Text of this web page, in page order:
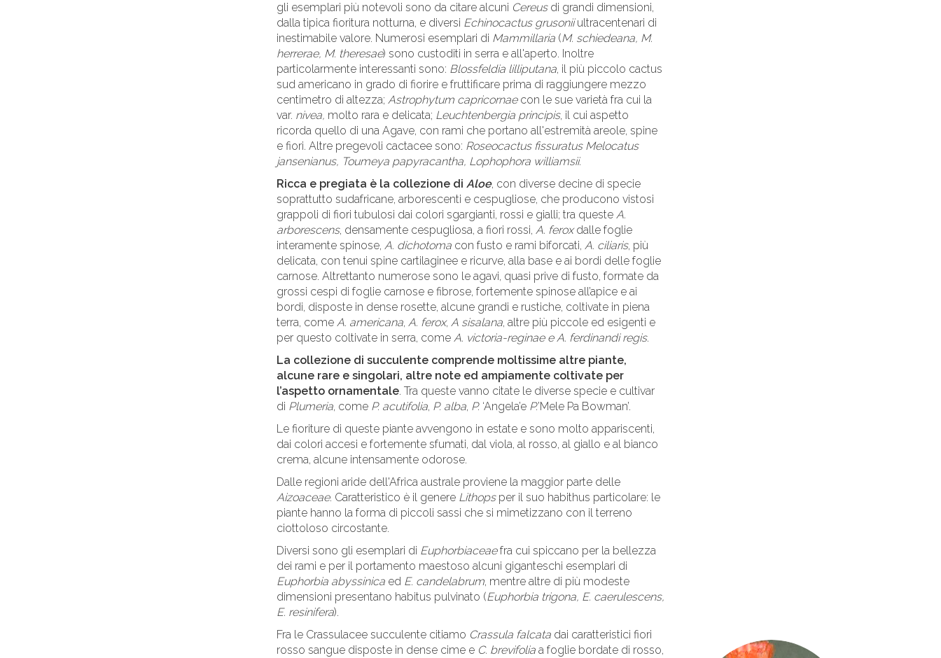
gli esemplari più notevoli sono da citare alcuni Cereusdi grandi dimensioni,
dalla tipica fioritura notturna, e diversi Echinocactus grusoniiultracentenari di
inestimabile valore. Numerosi esemplari di Mammillaria(M. schiedeana, M.
herrerae, M. theresae) sono custoditi in serra e all'aperto. Inoltre
particolarmente interessanti sono: Blossfeldia lilliputana, il più piccolo cactus
sud americano in grado di fiorire e fruttificare prima di raggiungere mezzo
centimetro di altezza; Astrophytum capricornaecon le sue varietà fra cui la
var. nivea, molto rara e delicata; Leuchtenbergia principis, il cui aspetto
ricorda quello di una Agave, con rami che portano all'estremità areole, spine
e fiori. Altre pregevoli cactacee sono: Roseocactus fissuratus Melocatus
jansenianus, Toumeya papyracantha, Lophophora williamsii.
Ricca e pregiata è la collezione di Aloe, con diverse decine di specie
soprattutto sudafricane, arborescenti e cespugliose, che producono vistosi
grappoli di fiori tubulosi dai colori sgargianti, rossi e gialli; tra queste A.
arborescens, densamente cespugliosa, a fiori rossi, A. feroxdalle foglie
interamente spinose, A. dichotomacon fusto e rami biforcati, A. ciliaris, più
delicata, con tenui spine cartilaginee e ricurve, alla base e ai bordi delle foglie
carnose. Altrettanto numerose sono le agavi, quasi prive di fusto, formate da
grossi cespi di foglie carnose e fibrose, fortemente spinose all’apice e ai
bordi, disposte in dense rosette, alcune grandi e rustiche, coltivate in piena
terra, come A. americana, A. ferox, A sisalana, altre più piccole ed esigenti e
per questo coltivate in serra, come A. victoria-reginae e A. ferdinandi regis.
La collezione di succulente comprende moltissime altre piante,
alcune rare e singolari, altre note ed ampiamente coltivate per
l’aspetto ornamentale. Tra queste vanno citate le diverse specie e cultivar
di Plumeria, come P. acutifolia, P. alba, P. ‘Angela’e P.’Mele Pa Bowman’.
Le fioriture di queste piante avvengono in estate e sono molto appariscenti,
dai colori accesi e fortemente sfumati, dal viola, al rosso, al giallo e al bianco
crema, alcune intensamente odorose.
Dalle regioni aride dell'Africa australe proviene la maggior parte delle
Aizoaceae. Caratteristico è il genere Lithopsper il suo habithus particolare: le
piante hanno la forma di piccoli sassi che si mimetizzano con il terreno
ciottoloso circostante.
Diversi sono gli esemplari di Euphorbiaceaefra cui spiccano per la bellezza
dei rami e per il portamento maestoso alcuni giganteschi esemplari di
Euphorbia abyssinicaed E. candelabrum, mentre altre di più modeste
dimensioni presentano habitus pulvinato (Euphorbia trigona, E. caerulescens,
E. resinifera).
Fra le Crassulacee succulente citiamo Crassula falcatadai caratteristici fiori
rosso sangue disposte in dense cime e C. brevifoliaa foglie bordate di rosso,